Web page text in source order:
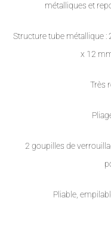
métalliques et
Structure tube métallique :
x 12
Très
2 goupilles de
Pliable,